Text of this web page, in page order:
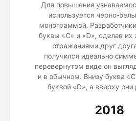
Для повышения
используется черно-
монограммой.
буквы «С» и «D», сделав их
отражениями друг
получился идеально
перевернутом виде он
и в обычном. Внизу буква
буквой «D», а вверху
2018